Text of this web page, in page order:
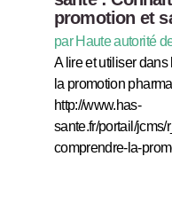
promotion et
par Haute autorité
A lire et utiliser dans
la promotion
http://www.has-
sante.fr/portail/
comprendre-la-